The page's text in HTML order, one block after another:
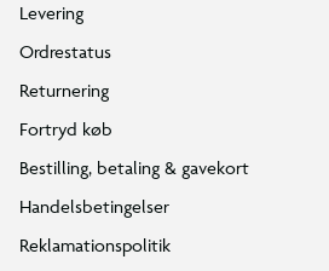
Levering
Ordrestatus
Returnering
Fortryd køb
Bestilling, betaling & gavekort
Handelsbetingelser
Reklamationspolitik